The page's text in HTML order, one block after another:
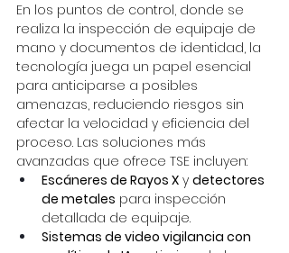
En los puntos de control, donde se
realiza la inspección de equipaje de
mano y documentos de identidad, la
tecnología juega un papel esencial
para anticiparse a posibles
amenazas, reduciendo riesgos sin
afectar la velocidad y eficiencia del
proceso. Las soluciones más
avanzadas que ofrece TSE incluyen:
Escáneres de Rayos X y detectores
de metales para inspección
detallada de equipaje.
Sistemas de video vigilancia con